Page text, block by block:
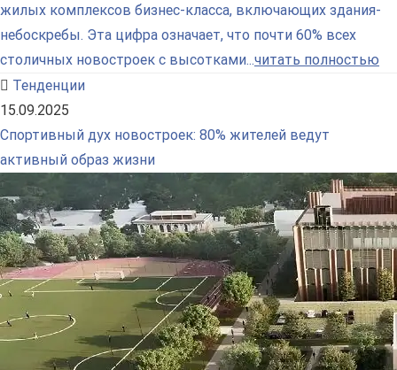
жилых комплексов бизнес-класса, включающих здания-
небоскребы. Эта цифра означает, что почти 60% всех
столичных новостроек с высотками...читать полностью
Тенденции
15.09.2025
Спортивный дух новостроек: 80% жителей ведут
активный образ жизни